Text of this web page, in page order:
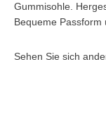
Gummisohle.
Bequeme
Sehen Sie sich